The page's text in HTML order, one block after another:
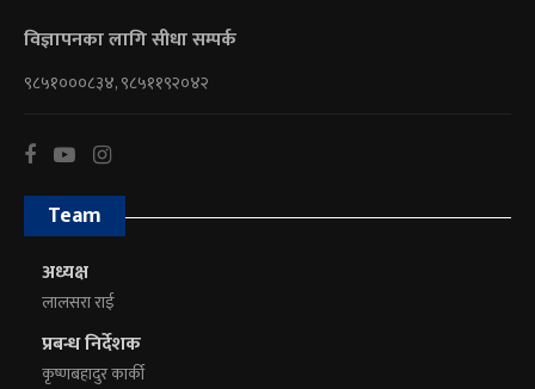
विज्ञापनका लागि सीधा सम्पर्क
९८५१०००८३४, ९८५११९२०४२
Team
अध्यक्ष
लालसरा राई
प्रबन्ध निर्देशक
कृष्णबहादुर कार्की